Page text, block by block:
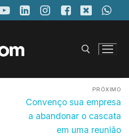
Pesquisar por:
PRÓXIMO
Próximo
post:
Convenço sua empresa
a abandonar o cascata
em uma reunião